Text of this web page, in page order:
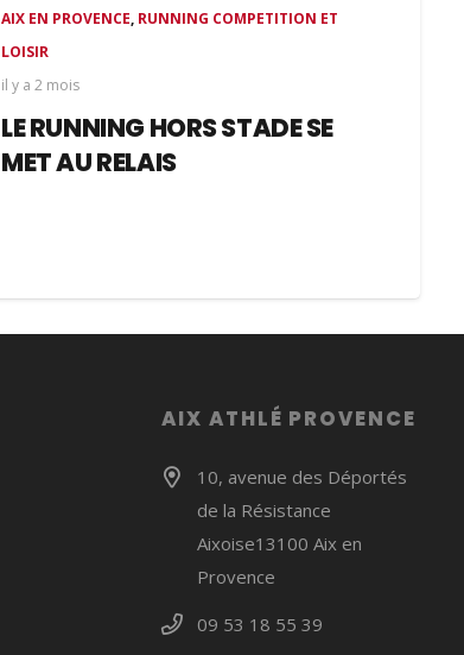
AIX EN PROVENCE, RUNNING COMPETITION ET
LOISIR
il y a 2 mois
LE RUNNING HORS STADE SE
MET AU RELAIS
AIX ATHLÉ PROVENCE
10, avenue des Déportés
de la Résistance
Aixoise13100 Aix en
Provence
09 53 18 55 39